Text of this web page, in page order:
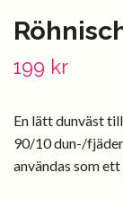
199 kr
En lätt dunväst
90/10 dun-/
användas som